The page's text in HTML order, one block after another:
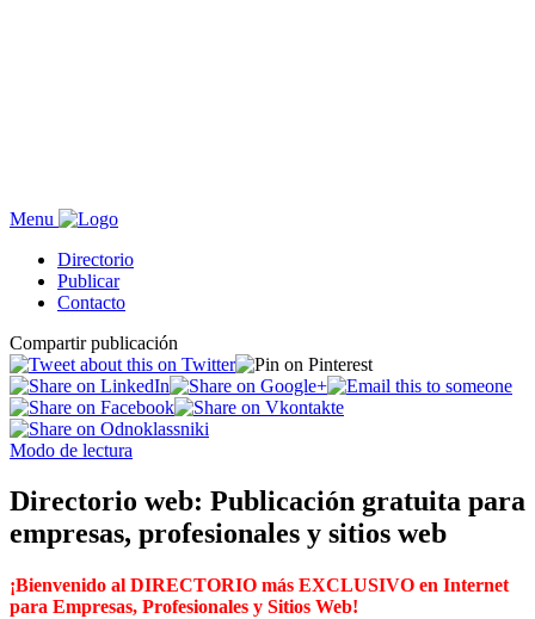
Menu
Directorio
Publicar
Contacto
Compartir publicación
Modo de lectura
Directorio web: Publicación gratuita para
empresas, profesionales y sitios web
¡Bienvenido al DIRECTORIO más EXCLUSIVO en Internet
para Empresas, Profesionales y Sitios Web!